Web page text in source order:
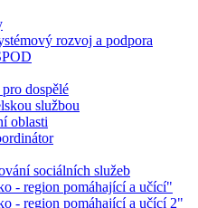
rozvoj a podpora
dospělé
službou
oblasti
sociálních služeb
- region pomáhající a učící"
- region pomáhající a učící 2"